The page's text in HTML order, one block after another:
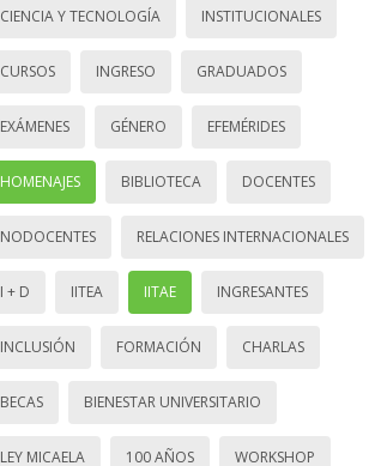
CIENCIA Y TECNOLOGÍA INSTITUCIONALES
CURSOS INGRESO GRADUADOS
EXÁMENES GÉNERO EFEMÉRIDES
HOMENAJES BIBLIOTECA DOCENTES
NODOCENTES RELACIONES INTERNACIONALES
I + D IITEA IITAE INGRESANTES
INCLUSIÓN FORMACIÓN CHARLAS
BECAS BIENESTAR UNIVERSITARIO
LEY MICAELA 100 AÑOS WORKSHOP